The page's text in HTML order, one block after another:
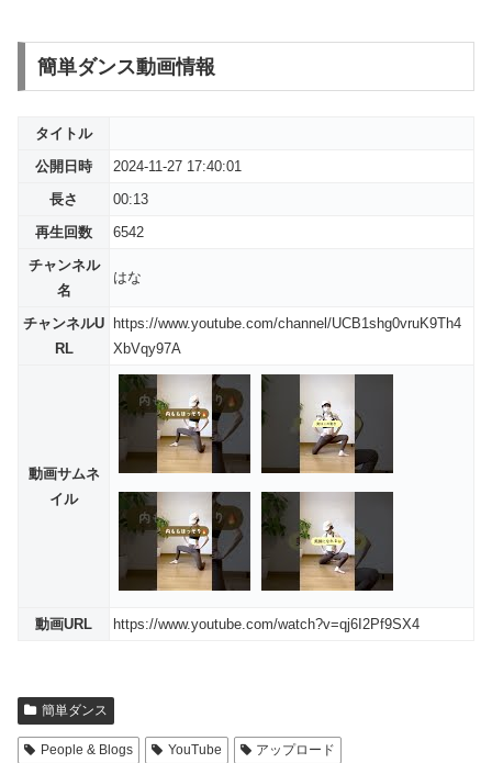
簡単ダンス動画情報
タイトル
公開日時
2024-11-27 17:40:01
長さ
00:13
再生回数
6542
チャンネル
名
はな
チャンネルU
RL
https://www.youtube.com/channel/UCB1shg0vruK9Th4
XbVqy97A
動画サムネ
イル
動画URL https://www.youtube.com/watch?v=qj6I2Pf9SX4
簡単ダンス
People & Blogs YouTube
アップロード